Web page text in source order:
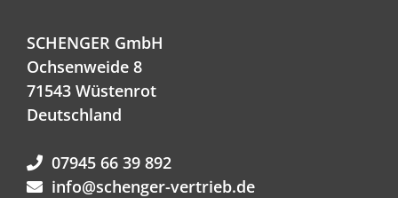
SCHENGER GmbH
Ochsenweide 8
71543 Wüstenrot
Deutschland
07945 66 39 892
info@schenger-vertrieb.de